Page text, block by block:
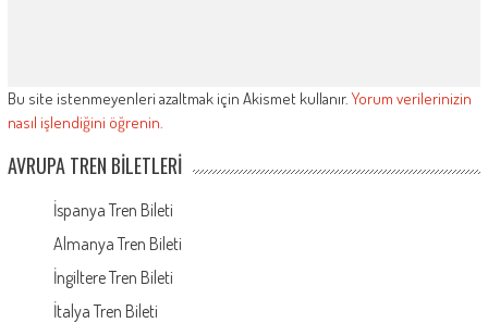
Bu site istenmeyenleri azaltmak için Akismet kullanır. Yorum verilerinizin
nasıl işlendiğini öğrenin.
AVRUPA TREN BILETLERI
İspanya Tren Bileti
Almanya Tren Bileti
İngiltere Tren Bileti
İtalya Tren Bileti